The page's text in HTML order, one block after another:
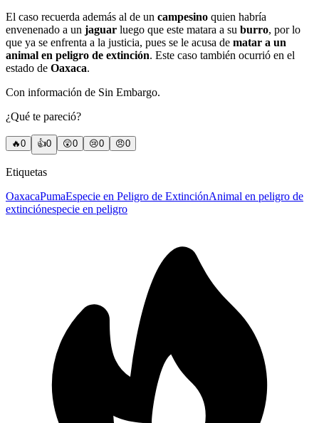
El caso recuerda además al de un campesino quien habría
envenenado a un jaguar luego que este matara a su burro, por lo
que ya se enfrenta a la justicia, pues se le acusa de matar a un
animal en peligro de extinción. Este caso también ocurrió en el
estado de Oaxaca.
Con información de Sin Embargo.
¿Qué te pareció?
🔥0 👍0 😲0 😢0 😠0
Etiquetas
OaxacaPumaEspecie en Peligro de ExtinciónAnimal en peligro de
extinciónespecie en peligro